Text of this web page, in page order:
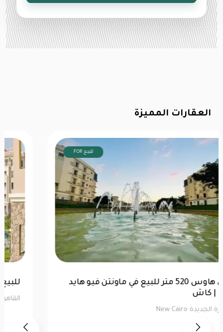
العقارات المميزة
FOR للبيع
توين هاوس 520 متر للبيع في ماونتن فيو هايد
بارك | كاش
القاهرة الجديدة New Cairo